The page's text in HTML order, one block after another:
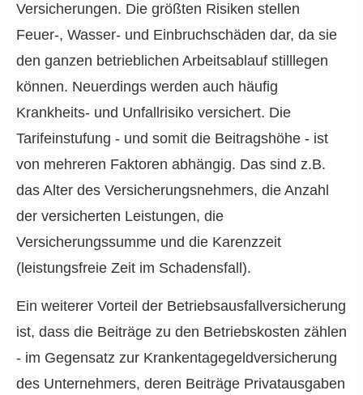
Versicherungen. Die größten Risiken stellen
Feuer-, Wasser- und Einbruchschäden dar, da sie
den ganzen betrieblichen Arbeitsablauf stilllegen
können. Neuerdings werden auch häufig
Krankheits- und Unfallrisiko versichert. Die
Tarifeinstufung - und somit die Beitragshöhe - ist
von mehreren Faktoren abhängig. Das sind z.B.
das Alter des Versicherungsnehmers, die Anzahl
der versicherten Leistungen, die
Versicherungssumme und die Karenzzeit
(leistungsfreie Zeit im Schadensfall).
Ein weiterer Vorteil der Betriebsausfallversicherung
ist, dass die Beiträge zu den Betriebskosten zählen
- im Gegensatz zur Krankentagegeldversicherung
des Unternehmers, deren Beiträge Privatausgaben